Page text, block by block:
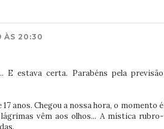
ÀS 20:30
E estava certa. Parabéns pela previsão
anos. Chegou a nossa hora, o momento é
vêm aos olhos... A mística rubro-